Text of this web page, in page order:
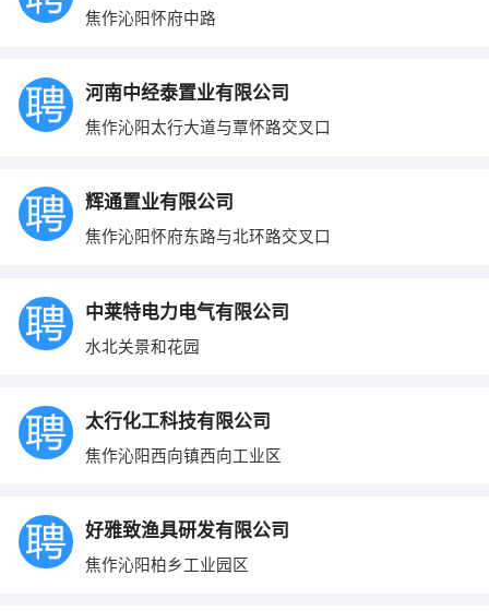
焦作沁阳怀府中路
河南中经泰置业有限公司
焦作沁阳太行大道与覃怀路交叉口
辉通置业有限公司
焦作沁阳怀府东路与北环路交叉口
中莱特电力电气有限公司
水北关景和花园
太行化工科技有限公司
焦作沁阳西向镇西向工业区
好雅致渔具研发有限公司
焦作沁阳柏乡工业园区